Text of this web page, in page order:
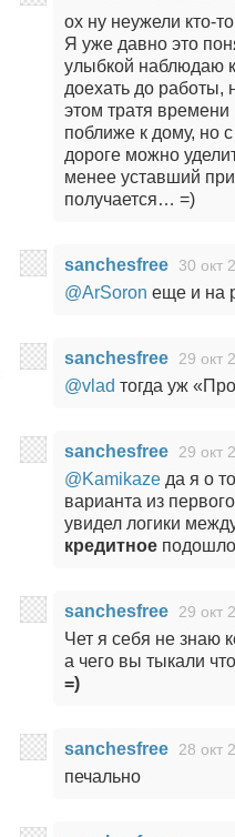
ох ну неужели кто-
Я уже давно это
улыбкой наблюдаю
доехать до работы,
этом тратя
поближе к дому, но
дороге можно
менее уставший
получается… =)
sanchesfree 30 окт
@ArSoron еще и на
sanchesfree 29 окт
@vlad тогда уж
sanchesfree 29 окт
@Kamikazeда я о
варианта из
увидел логики
кредитное
sanchesfree 29 окт
Чет я себя не знаю
а чего вы тыкали
=)
sanchesfree 28 окт
печально